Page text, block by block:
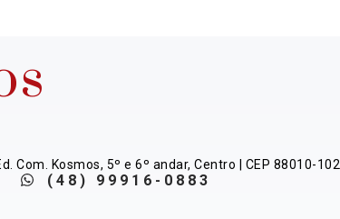
Com. Kosmos, 5º e 6º andar, Centro | CEP 88010-102
(48) 99916-0883